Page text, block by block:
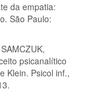
da empatia:
São Paulo:
psicanalítico
Klein. Psicol inf.,